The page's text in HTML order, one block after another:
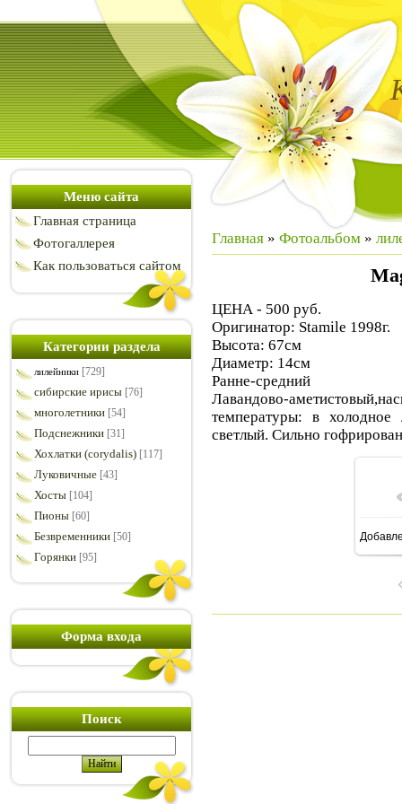
Меню сайта
Главная страница
Фотогаллерея
Как пользоваться сайтом
Категории раздела
лилейники [729]
сибирские ирисы [76]
многолетники [54]
Подснежники [31]
Хохлатки (corydalis) [117]
Луковичные [43]
Хосты [104]
Пионы [60]
Безвременники [50]
Горянки [95]
Форма входа
Поиск
Главная » Фотоальбом »
ЦЕНА - 500 руб.
Оригинатор: Stamile 1998г.
Высота: 67см
Диаметр: 14см
Ранне-средний
Лавандово-
температуры: в
светлый. Сильно